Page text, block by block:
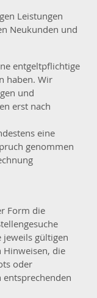
Leistungen
Neukunden und
entgeltpflichtige
haben. Wir
und
erst nach
eine
genommen
Form die
jeweils gültigen
Hinweisen, die
oder
entsprechenden